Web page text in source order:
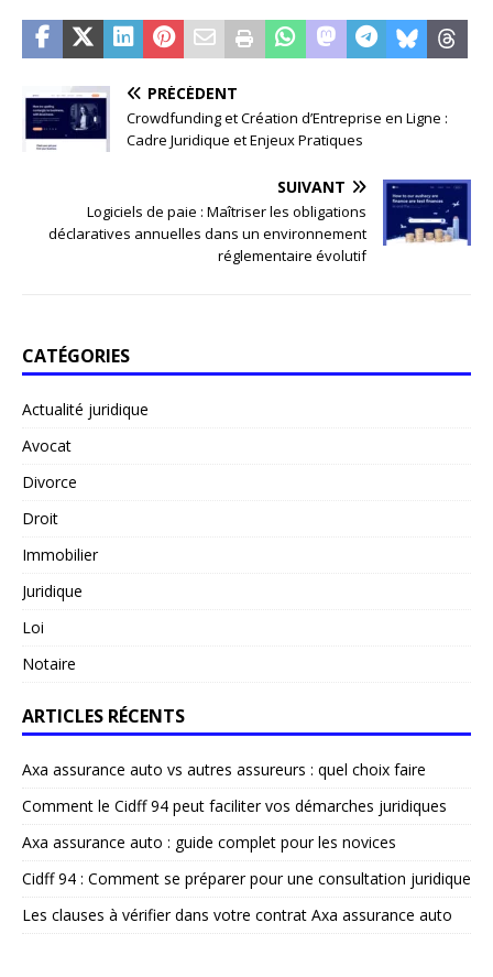
PRÉCÉDENT
Crowdfunding et Création d’Entreprise en Ligne :
Cadre Juridique et Enjeux Pratiques
SUIVANT
Logiciels de paie : Maîtriser les obligations
déclaratives annuelles dans un environnement
réglementaire évolutif
CATÉGORIES
Actualité juridique
Avocat
Divorce
Droit
Immobilier
Juridique
Loi
Notaire
ARTICLES RÉCENTS
Axa assurance auto vs autres assureurs : quel choix faire
Comment le Cidff 94 peut faciliter vos démarches juridiques
Axa assurance auto : guide complet pour les novices
Cidff 94 : Comment se préparer pour une consultation juridique
Les clauses à vérifier dans votre contrat Axa assurance auto